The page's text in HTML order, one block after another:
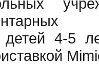
детей 4-5